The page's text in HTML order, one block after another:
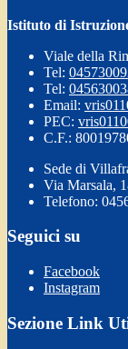
Istituto di
Viale della
Tel:
Tel:
Email:
PEC:
C.F.:
Sede di
Via Marsala,
Telefono:
Seguici su
Facebook
Instagram
Sezione Link